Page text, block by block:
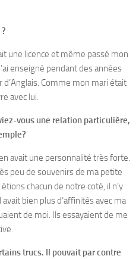
une licence et même passé mon
enseigné pendant des années
Comme mon mari était
avec lui.
vous une relation particulière,
avait une personnalité très forte.
peu de souvenirs de ma petite
chacun de notre coté, il n’y
bien plus d’affinités avec ma
de moi. Ils essayaient de me
trucs. Il pouvait par contre